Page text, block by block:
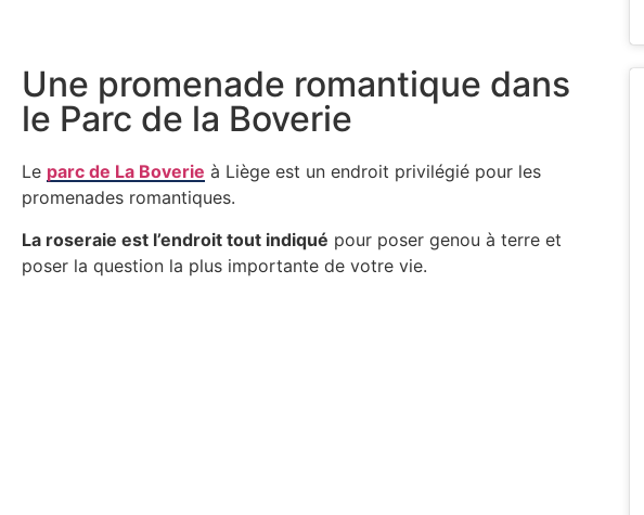
Une promenade romantique dans
le Parc de la Boverie
Le parc de La Boverie à Liège est un endroit privilégié pour les
promenades romantiques.
La roseraie est l’endroit tout indiqué pour poser genou à terre et
poser la question la plus importante de votre vie.